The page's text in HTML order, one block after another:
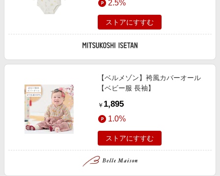
ーオール【三越伊勢丹/公式】
2.5%
ストアにすすむ
【ベルメゾン】袴風カバーオール
【ベビー服 長袖】
￥ 1,895
1.0%
ストアにすすむ